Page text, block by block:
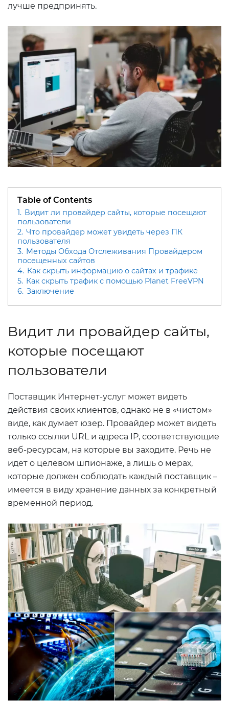
лучше предпринять.
Table of Contents
1. Видит ли провайдер сайты, которые посещают
пользователи
2. Что провайдер может увидеть через ПК
пользователя
3. Методы Обхода Отслеживания Провайдером
посещенных сайтов
4. Как скрыть информацию о сайтах и трафике
5. Как скрыть трафик с помощью Planet FreeVPN
6. Заключение
Видит ли провайдер сайты,
которые посещают
пользователи
Поставщик Интернет-услуг может видеть
действия своих клиентов, однако не в «чистом»
виде, как думает юзер. Провайдер может видеть
только ссылки URL и адреса IP, соответствующие
веб-ресурсам, на которые вы заходите. Речь не
идет о целевом шпионаже, а лишь о мерах,
которые должен соблюдать каждый поставщик –
имеется в виду хранение данных за конкретный
временной период.